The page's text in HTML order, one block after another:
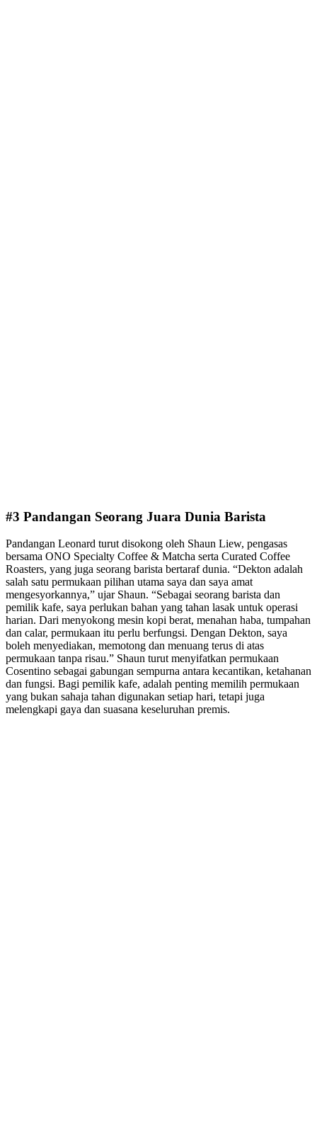
#3 Pandangan Seorang Juara Dunia Barista
Pandangan Leonard turut disokong oleh Shaun Liew, pengasas
bersama ONO Specialty Coffee & Matcha serta Curated Coffee
Roasters, yang juga seorang barista bertaraf dunia. “Dekton adalah
salah satu permukaan pilihan utama saya dan saya amat
mengesyorkannya,” ujar Shaun. “Sebagai seorang barista dan
pemilik kafe, saya perlukan bahan yang tahan lasak untuk operasi
harian. Dari menyokong mesin kopi berat, menahan haba, tumpahan
dan calar, permukaan itu perlu berfungsi. Dengan Dekton, saya
boleh menyediakan, memotong dan menuang terus di atas
permukaan tanpa risau.” Shaun turut menyifatkan permukaan
Cosentino sebagai gabungan sempurna antara kecantikan, ketahanan
dan fungsi. Bagi pemilik kafe, adalah penting memilih permukaan
yang bukan sahaja tahan digunakan setiap hari, tetapi juga
melengkapi gaya dan suasana keseluruhan premis.